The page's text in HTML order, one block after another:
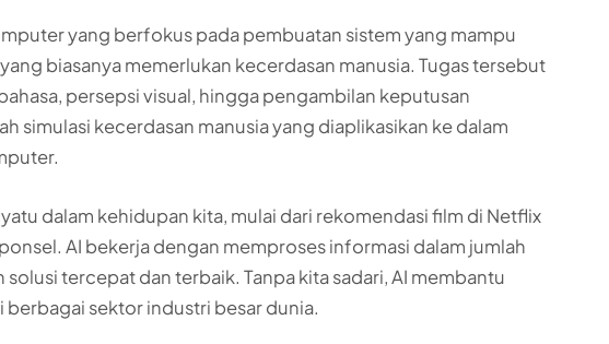
yang berfokus pada pembuatan sistem yang mampu
biasanya memerlukan kecerdasan manusia. Tugas tersebut
persepsi visual, hingga pengambilan keputusan
simulasi kecerdasan manusia yang diaplikasikan ke dalam
dalam kehidupan kita, mulai dari rekomendasi film di Netflix
AI bekerja dengan memproses informasi dalam jumlah
tercepat dan terbaik. Tanpa kita sadari, AI membantu
berbagai sektor industri besar dunia.